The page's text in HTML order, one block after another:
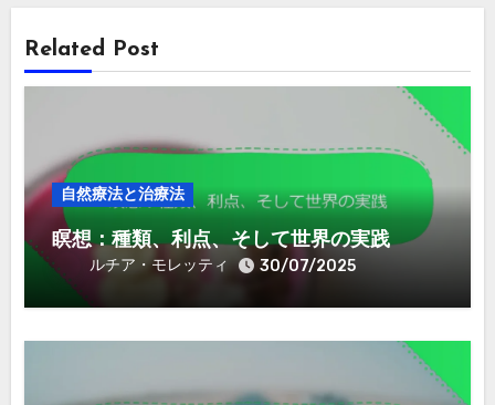
Related Post
自然療法と治療法
瞑想：種類、利点、そして世界の実践
ルチア・モレッティ 30/07/2025